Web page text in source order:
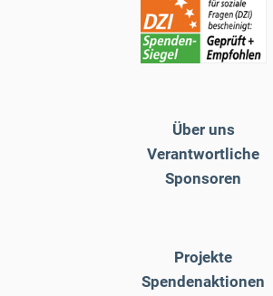
Über uns
Verantwortliche
Sponsoren
Projekte
Spendenaktionen